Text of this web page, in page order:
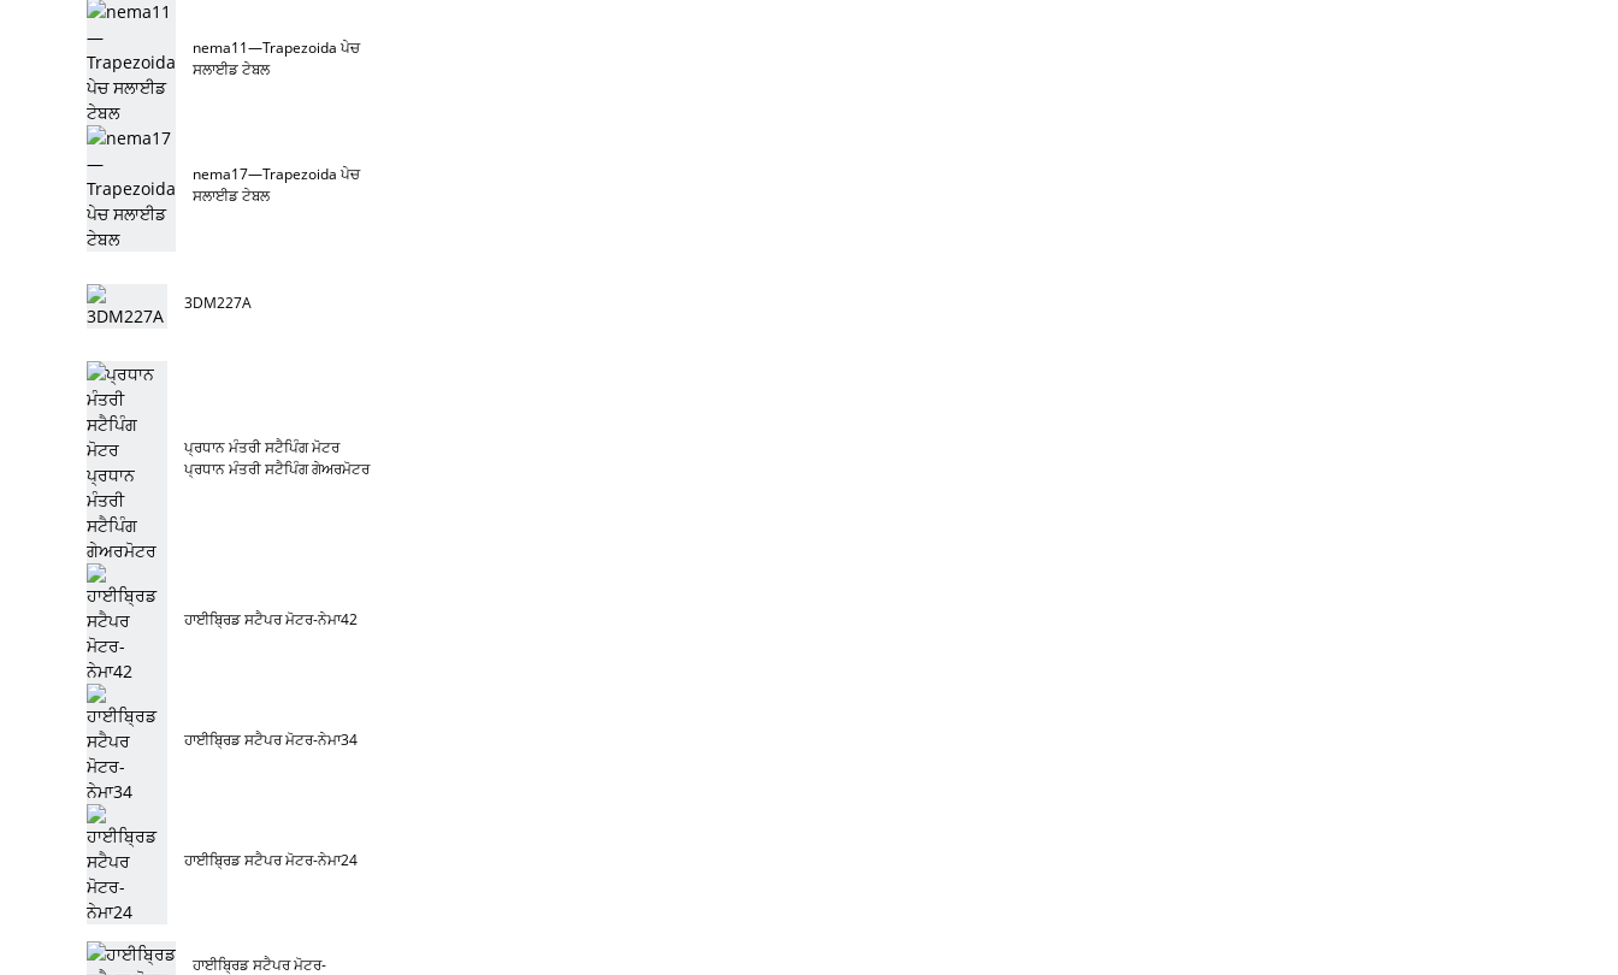
nema11—Trapezoida ਪੇਚ
ਸਲਾਈਡ ਟੇਬਲ
nema17—Trapezoida ਪੇਚ
ਸਲਾਈਡ ਟੇਬਲ
3DM227A
ਪ੍ਰਧਾਨ ਮੰਤਰੀ ਸਟੈਪਿੰਗ ਮੋਟਰ
ਪ੍ਰਧਾਨ ਮੰਤਰੀ ਸਟੈਪਿੰਗ ਗੇਅਰਮੋਟਰ
ਹਾਈਬ੍ਰਿਡ ਸਟੈਪਰ ਮੋਟਰ-ਨੇਮਾ42
ਹਾਈਬ੍ਰਿਡ ਸਟੈਪਰ ਮੋਟਰ-ਨੇਮਾ34
ਹਾਈਬ੍ਰਿਡ ਸਟੈਪਰ ਮੋਟਰ-ਨੇਮਾ24
ਹਾਈਬ੍ਰਿਡ ਸਟੈਪਰ ਮੋਟਰ-